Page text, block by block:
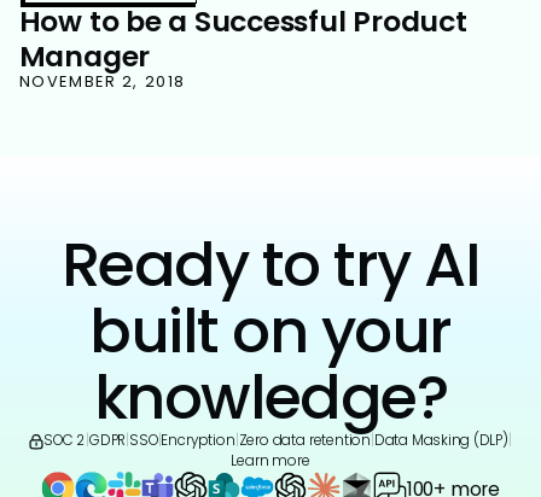
How to be a Successful Product
Manager
NOVEMBER 2, 2018
Ready to try AI
built on your
knowledge?
SOC 2 GDPR SSO|Encryption Zero data retention Data Masking (DLP)
Learn more
100+ more